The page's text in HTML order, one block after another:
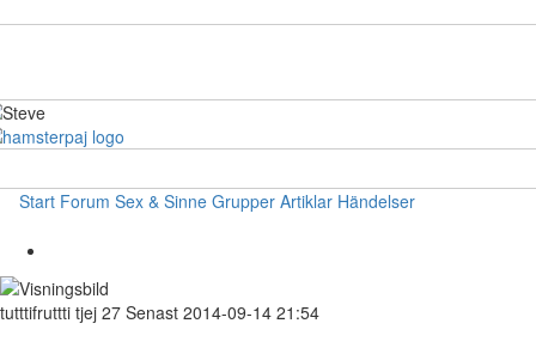
Start Forum Sex & Sinne Grupper Artiklar Händelser
tutttifruttti tjej 27 Senast 2014-09-14 21:54